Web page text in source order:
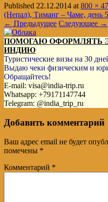
Published 22.12.2014 at800 ×
(Непал), Тиманг – Чаме, день 5
← Предыдущее Следующее →
ПОМОГАЮ ОФОРМЛЯТЬ
ИНДИЮ
Туристические визы на 30
Выдаю чеки физическим и
Обращайтесь!
E-mail: visa@india-trip.ru
Whatsapp: +79171147744
Telegram: @india_trip_ru
Добавить комментарий
Ваш адрес email не будет
помечены *
Комментарий *